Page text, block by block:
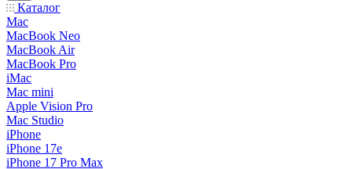
Каталог
Mac
MacBook Neo
MacBook Air
MacBook Pro
iMac
Mac mini
Apple Vision Pro
Mac Studio
iPhone
iPhone 17e
iPhone 17 Pro Max